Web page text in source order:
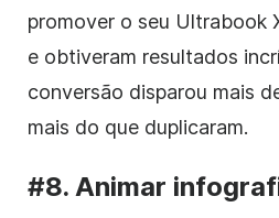
promover o seu Ultrabook
e obtiveram resultados
conversão disparou mais
mais do que duplicaram.
#8. Animar